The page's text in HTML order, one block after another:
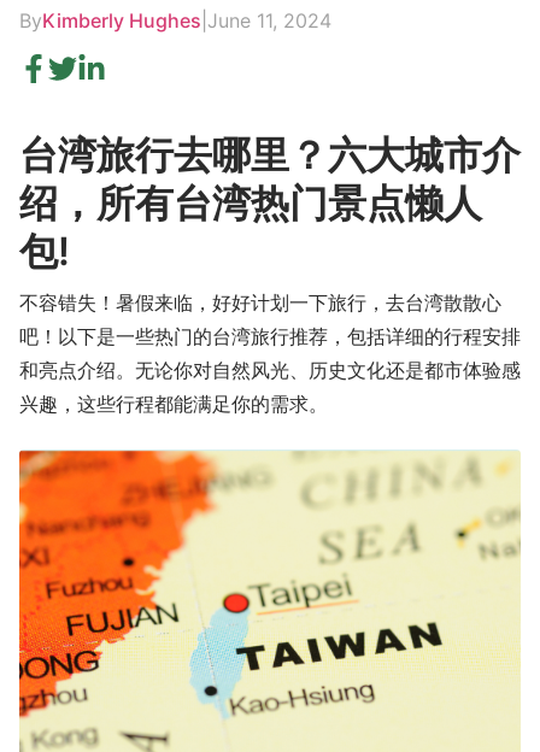
ByKimberly Hughes June 11, 2024
台湾旅行去哪里？六大城市介
绍，所有台湾热门景点懒人
包!
不容错失！暑假来临，好好计划一下旅行，去台湾散散心
吧！以下是一些热门的台湾旅行推荐，包括详细的行程安排
和亮点介绍。无论你对自然风光、历史文化还是都市体验感
兴趣，这些行程都能满足你的需求。